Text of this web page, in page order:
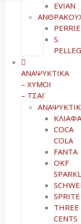
EVIAN
S.
ΑΝΑΨΥΚΤΙΚΑ
– ΧΥΜΟΙ
– ΤΣΑΪ
ΚΛΙΑΦΑ
COCA
COLA
FANTA
OKF
SPRITE
THREE
CENTS